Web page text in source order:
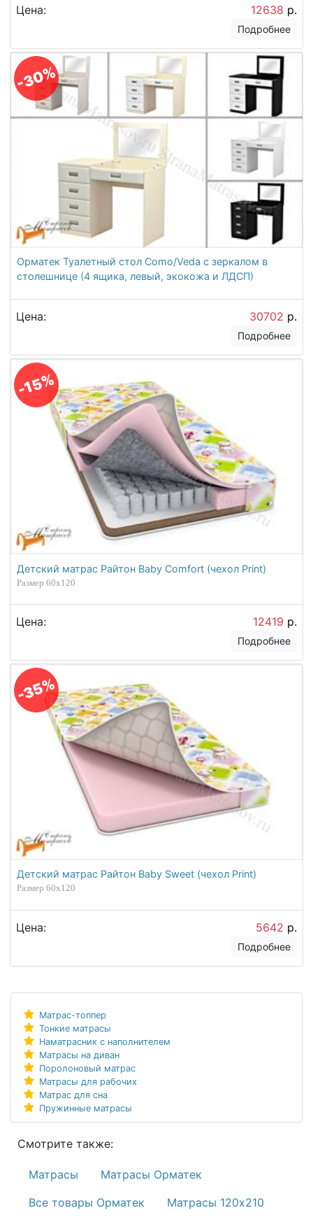
Цена: 12638 р.
Подробнее
-30%
Орматек Туалетный стол Como/Veda с зеркалом в
столешнице (4 ящика, левый, экокожа и ЛДСП)
Цена: 30702 р.
Подробнее
-15%
Детский матрас Райтон Baby Comfort (чехол Print)
Размер 60х120
Цена: 12419 р.
Подробнее
-35%
Детский матрас Райтон Baby Sweet (чехол Print)
Размер 60х120
Цена: 5642 р.
Подробнее
Матрас-топпер
Тонкие матрасы
Наматрасник с наполнителем
Матрасы на диван
Поролоновый матрас
Матрасы для рабочих
Матрас для сна
Пружинные матрасы
Смотрите также:
Матрасы
Матрасы Орматек
Все товары Орматек
Матрасы 120х210